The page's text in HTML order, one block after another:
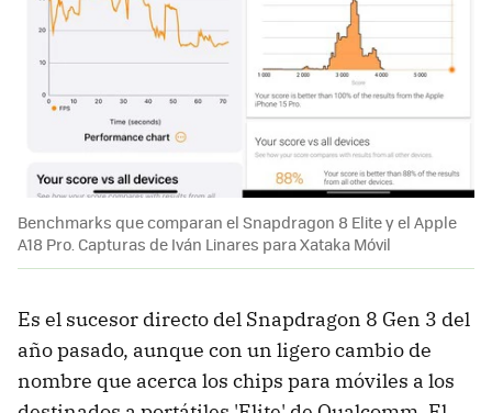
Benchmarks que comparan el Snapdragon 8 Elite y el Apple
A18 Pro. Capturas de Iván Linares para Xataka Móvil
Es el sucesor directo del Snapdragon 8 Gen 3 del
año pasado, aunque con un ligero cambio de
nombre que acerca los chips para móviles a los